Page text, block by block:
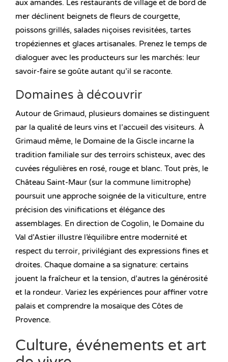
aux amandes. Les restaurants de village et de bord de
mer déclinent beignets de fleurs de courgette,
poissons grillés, salades niçoises revisitées, tartes
tropéziennes et glaces artisanales. Prenez le temps de
dialoguer avec les producteurs sur les marchés: leur
savoir-faire se goûte autant qu’il se raconte.
Domaines à découvrir
Autour de Grimaud, plusieurs domaines se distinguent
par la qualité de leurs vins et l’accueil des visiteurs. À
Grimaud même, le Domaine de la Giscle incarne la
tradition familiale sur des terroirs schisteux, avec des
cuvées régulières en rosé, rouge et blanc. Tout près, le
Château Saint-Maur (sur la commune limitrophe)
poursuit une approche soignée de la viticulture, entre
précision des vinifications et élégance des
assemblages. En direction de Cogolin, le Domaine du
Val d’Astier illustre l’équilibre entre modernité et
respect du terroir, privilégiant des expressions fines et
droites. Chaque domaine a sa signature: certains
jouent la fraîcheur et la tension, d’autres la générosité
et la rondeur. Variez les expériences pour affiner votre
palais et comprendre la mosaïque des Côtes de
Provence.
Culture, événements et art